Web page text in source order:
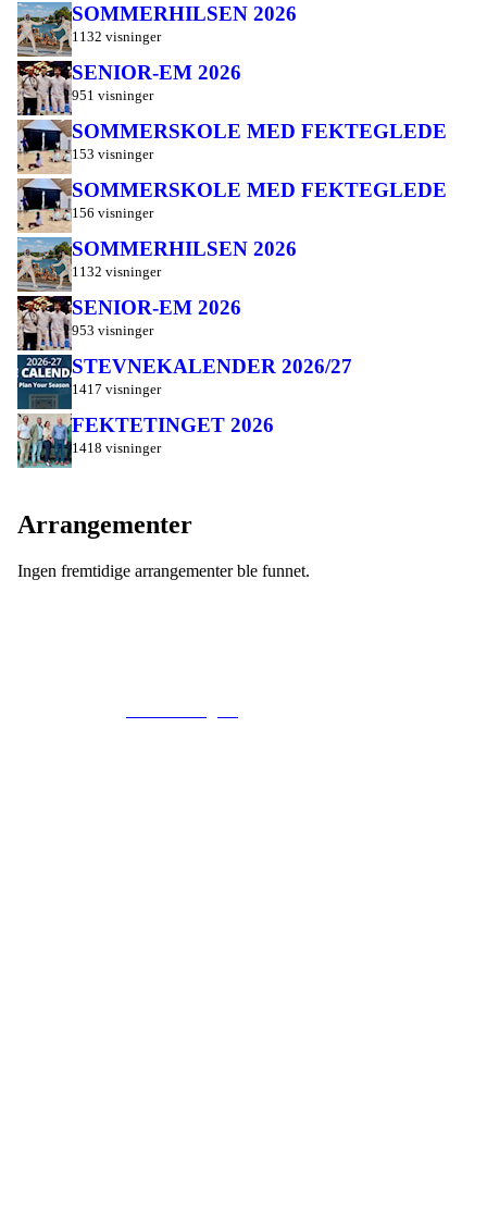
SOMMERHILSEN 2026
1132 visninger
SENIOR-EM 2026
951 visninger
SOMMERSKOLE MED FEKTEGLEDE
153 visninger
SOMMERSKOLE MED FEKTEGLEDE
156 visninger
SOMMERHILSEN 2026
1132 visninger
SENIOR-EM 2026
953 visninger
STEVNEKALENDER 2026/27
1417 visninger
FEKTETINGET 2026
1418 visninger
Arrangementer
Ingen fremtidige arrangementer ble funnet.